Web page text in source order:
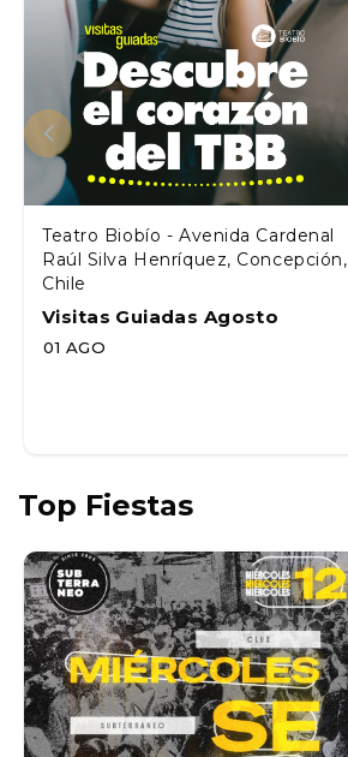
Teatro Biobío - Avenida Cardenal
Raúl Silva Henríquez, Concepción,
Chile
Visitas Guiadas Agosto
01 AGO
Top Fiestas